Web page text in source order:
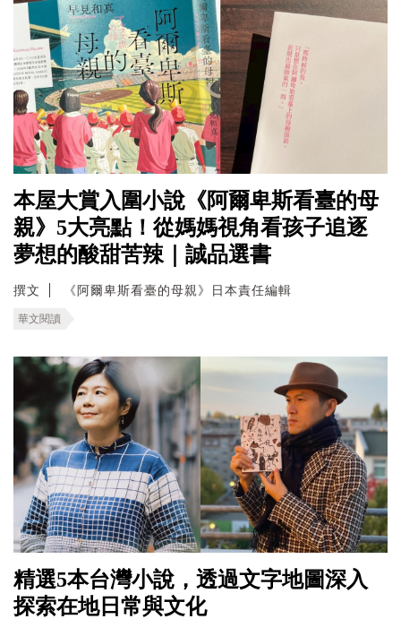
本屋大賞入圍小說《阿爾卑斯看臺的母
親》5大亮點！從媽媽視角看孩子追逐
夢想的酸甜苦辣｜誠品選書
撰文 《阿爾卑斯看臺的母親》日本責任編輯
華文閱讀
精選5本台灣小說，透過文字地圖深入
探索在地日常與文化